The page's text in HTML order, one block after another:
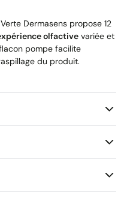
Dermasens propose 12
olfactive variée et
pompe facilite
du produit.